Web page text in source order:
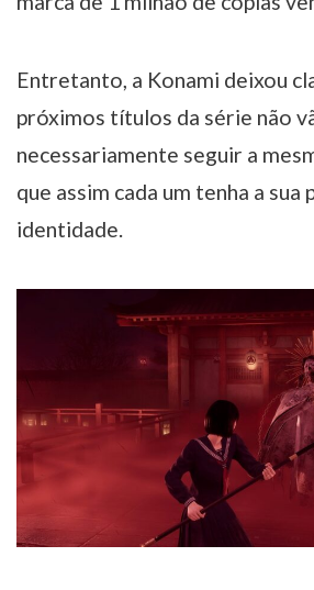
Entretanto, a Konami deixou
próximos títulos da série não
necessariamente seguir a
que assim cada um tenha a sua
identidade.